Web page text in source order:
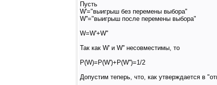
Пусть
W'="выигрыш без перемены выбора"
W''="выигрыш после перемены выбора"
W=W'+W''
Так как W' и W'' несовместимы, то
P(W)=P(W')+P(W'')=1/2
Допустим теперь, что, как утверждается в